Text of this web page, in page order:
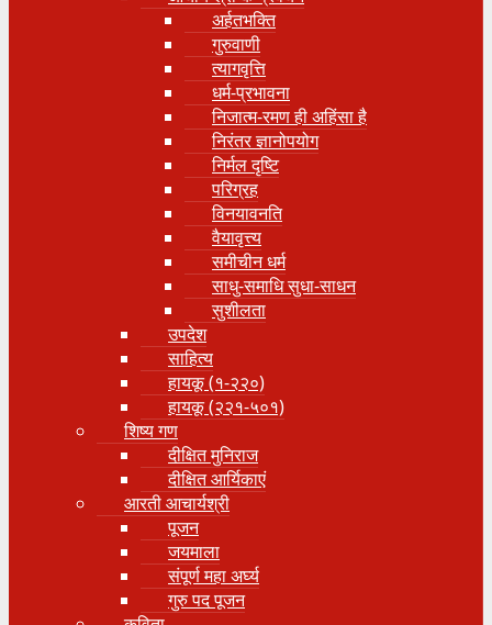
अर्हतभक्ति
गुरुवाणी
त्यागवृत्ति
धर्म-प्रभावना
निजात्म-रमण ही अहिंसा है
निरंतर ज्ञानोपयोग
निर्मल दृष्टि
परिग्रह
विनयावनति
वैयावृत्त्य
समीचीन धर्म
साधु-समाधि सुधा-साधन
सुशीलता
उपदेश
साहित्य
हायकू (१‍-२२०)
हायकू (२२१-५०१)
शिष्य गण
दीक्षित मुनिराज
दीक्षित आर्यिकाएं
आरती आचार्यश्री
पूजन
जयमाला
संपूर्ण महा अर्घ्य
गुरु पद पूजन